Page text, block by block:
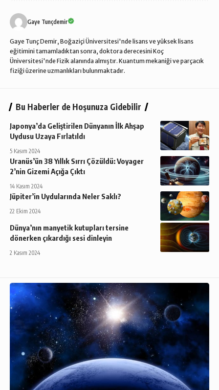
Gaye Tunçdemir
Gaye Tunç Demir, Boğaziçi Üniversitesi'nde lisans ve yüksek lisans
eğitimini tamamladıktan sonra, doktora derecesini Koç
Üniversitesi'nde Fizik alanında almıştır. Kuantum mekaniği ve parçacık
fiziği üzerine uzmanlıkları bulunmaktadır.
Bu Haberler de Hoşunuza Gidebilir
Japonya’da Geliştirilen Dünyanın İlk Ahşap
Uydusu Uzaya Fırlatıldı
5 Kasım 2024
Uranüs’ün 38 Yıllık Sırrı Çözüldü: Voyager
2’nin Gizemi Açığa Çıktı
14 Kasım 2024
Jüpiter’in Uydularında Neler Saklı?
22 Ekim 2024
Dünya’nın manyetik kutupları tersine
dönerken çıkardığı sesi dinleyin
2 Kasım 2024